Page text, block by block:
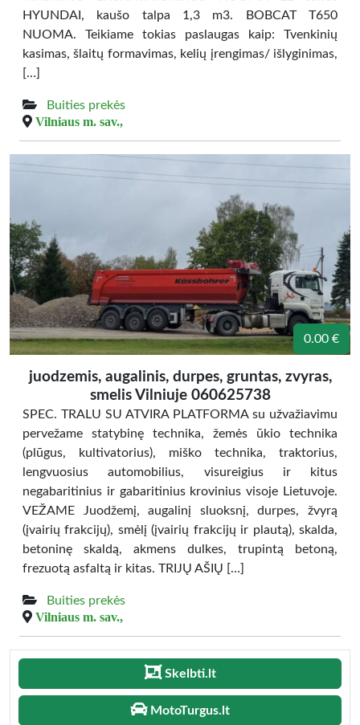
HYUNDAI, kaušo talpa 1,3 m3. BOBCAT T650
NUOMA. Teikiame tokias paslaugas kaip: Tvenkinių
kasimas, šlaitų formavimas, kelių įrengimas/ išlyginimas,
[…]
Buities prekės
Vilniaus m. sav.,
0.00 €
juodzemis, augalinis, durpes, gruntas, zvyras,
smelis Vilniuje 060625738
SPEC. TRALU SU ATVIRA PLATFORMA su užvažiavimu
pervežame statybinę technika, žemės ūkio technika
(plūgus, kultivatorius), miško technika, traktorius,
lengvuosius automobilius, visureigius ir kitus
negabaritinius ir gabaritinius krovinius visoje Lietuvoje.
VEŽAME Juodžemį, augalinį sluoksnį, durpes, žvyrą
(įvairių frakcijų), smėlį (įvairių frakcijų ir plautą), skalda,
betoninę skaldą, akmens dulkes, trupintą betoną,
frezuotą asfaltą ir kitas. TRIJŲ AŠIŲ […]
Buities prekės
Vilniaus m. sav.,
Skelbti.lt
MotoTurgus.lt